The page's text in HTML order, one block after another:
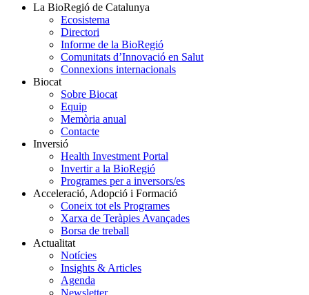
La BioRegió de Catalunya
Ecosistema
Directori
Informe de la BioRegió
Comunitats d’Innovació en Salut
Connexions internacionals
Biocat
Sobre Biocat
Equip
Memòria anual
Contacte
Inversió
Health Investment Portal
Invertir a la BioRegió
Programes per a inversors/es
Acceleració, Adopció i Formació
Coneix tot els Programes
Xarxa de Teràpies Avançades
Borsa de treball
Actualitat
Notícies
Insights & Articles
Agenda
Newsletter